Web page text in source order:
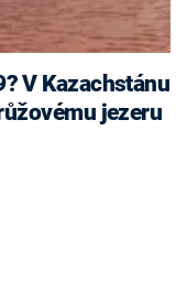
jezeru